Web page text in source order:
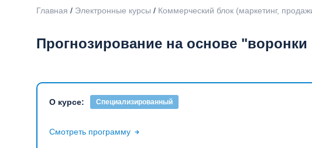
Главная / Электронные курсы / Коммерческий блок (маркетинг,
Прогнозирование на основе
О курсе: Специализированный
Смотреть программу